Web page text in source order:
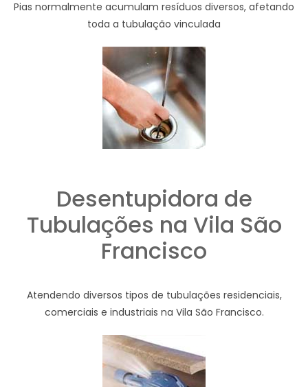
Pias normalmente acumulam resíduos diversos, afetando
toda a tubulação vinculada
Desentupidora de
Tubulações na Vila São
Francisco
Atendendo diversos tipos de tubulações residenciais,
comerciais e industriais na Vila São Francisco.